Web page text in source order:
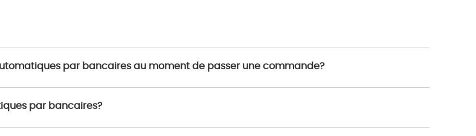
par bancaires au moment de passer une commande?
par bancaires?